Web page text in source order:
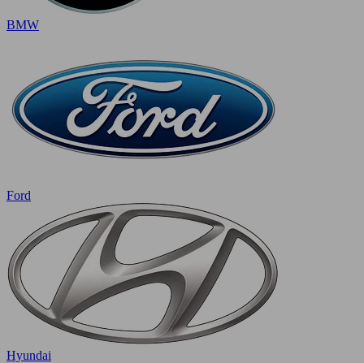
BMW
Ford
Hyundai